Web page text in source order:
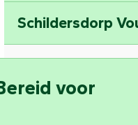
Abdij van
Klim naar de top
Schildersdorp
voor
te bestuderen.
door de klant
door de
niet-gebruikte
toeristenbureau